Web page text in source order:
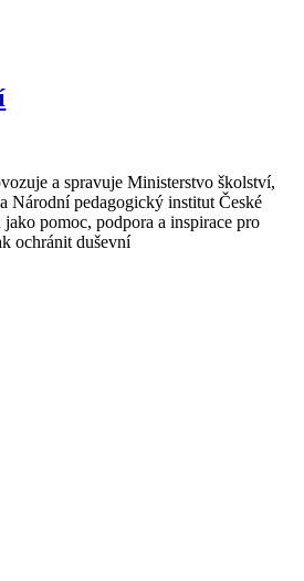
a spravuje Ministerstvo školství,
Národní pedagogický institut České
pomoc, podpora a inspirace pro
ochránit duševní